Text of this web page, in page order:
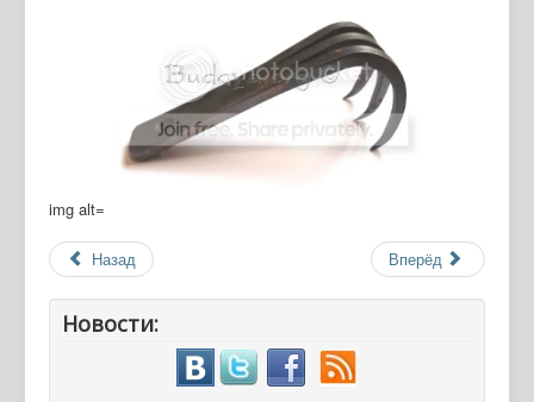
img alt=
Назад Вперёд
Новости: